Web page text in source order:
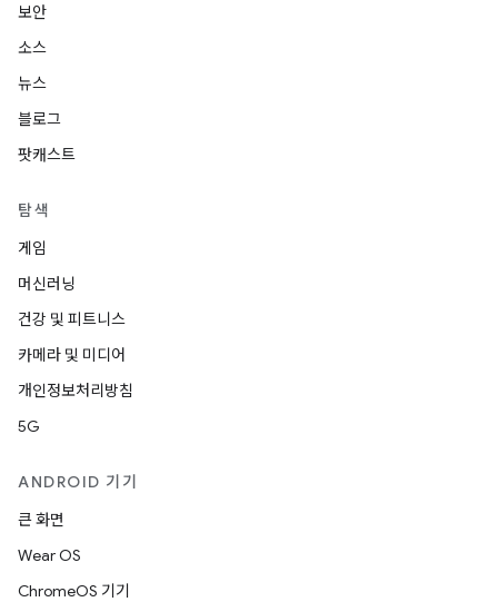
보안
소스
뉴스
블로그
팟캐스트
탐색
게임
머신러닝
건강 및 피트니스
카메라 및 미디어
개인정보처리방침
5G
ANDROID 기기
큰 화면
Wear OS
ChromeOS 기기